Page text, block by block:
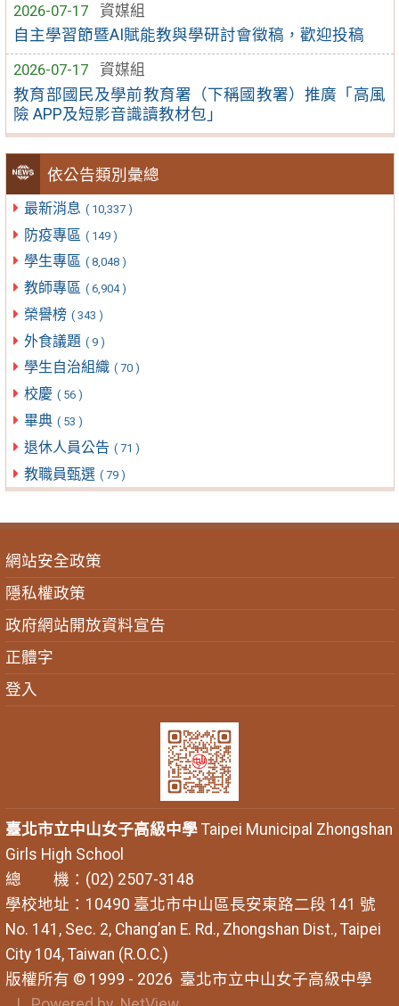
2026-07-17
資媒組
自主學習節暨AI賦能教與學研討會徵稿，歡迎投稿
2026-07-17
資媒組
教育部國民及學前教育署（下稱國教署）推廣「高風
險 APP及短影音識讀教材包」
依公告類別彙總
最新消息 ( 10,337 )
防疫專區 ( 149 )
學生專區 ( 8,048 )
教師專區 ( 6,904 )
榮譽榜 ( 343 )
外食議題 ( 9 )
學生自治組織 ( 70 )
校慶 ( 56 )
畢典 ( 53 )
退休人員公告 ( 71 )
教職員甄選 ( 79 )
網站安全政策
隱私權政策
政府網站開放資料宣告
正體字
登入
臺北市立中山女子高級中學Taipei Municipal Zhongshan
Girls High School
總 機：(02) 2507-3148
學校地址：10490 臺北市中山區長安東路二段 141 號
No. 141, Sec. 2, Chang’an E. Rd., Zhongshan Dist., Taipei
City 104, Taiwan (R.O.C.)
版權所有 © 1999 - 2026 臺北市立中山女子高級中學